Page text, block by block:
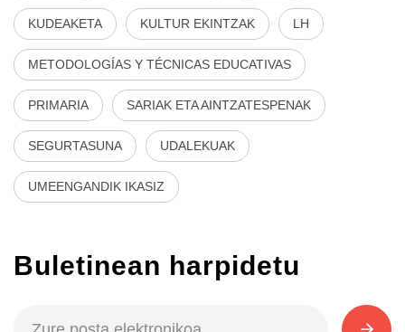
KUDEAKETA KULTUR EKINTZAK LH
METODOLOGÍAS Y TÉCNICAS EDUCATIVAS
PRIMARIA SARIAK ETA AINTZATESPENAK
SEGURTASUNA UDALEKUAK
UMEENGANDIK IKASIZ
Buletinean harpidetu